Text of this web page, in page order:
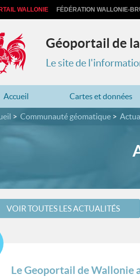
WALLONIE FÉDÉRATION WALLONIE-
Géoportail de
Le site de
Accueil Cartes et données
Communauté géomatique
VOIR TOUTES LES ACTUALITÉS
Le Geoportail de Wallonie